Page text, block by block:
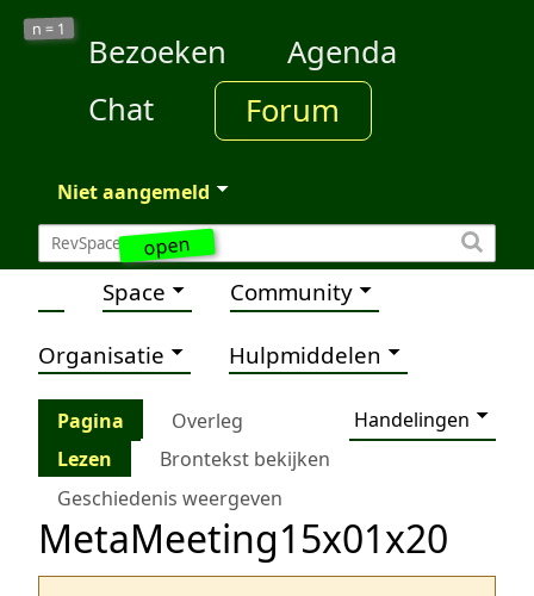
open
n = 1
Bezoeken
Agenda
Chat
Forum
Niet aangemeld
Space Community
Organisatie Hulpmiddelen
Pagina Overleg
Handelingen
Lezen
Brontekst bekijken
Geschiedenis weergeven
MetaMeeting15x01x20